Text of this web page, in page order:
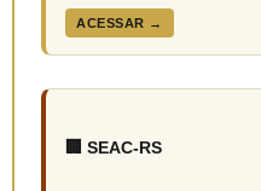
ACESSAR →
🏢 SEAC-RS